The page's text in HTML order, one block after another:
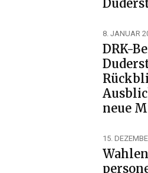
8. JANUAR
DRK-
neue
15.